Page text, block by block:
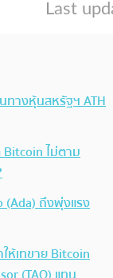
ทางหุ้นสหรัฐฯ ATH
ไม่ตาม
(Ada) ถึงพุ่งแรง
ห้เทขาย Bitcoin